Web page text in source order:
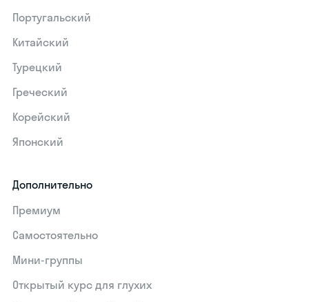
Португальский
Китайский
Турецкий
Греческий
Корейский
Японский
Дополнительно
Премиум
Самостоятельно
Мини-группы
Открытый курс для глухих